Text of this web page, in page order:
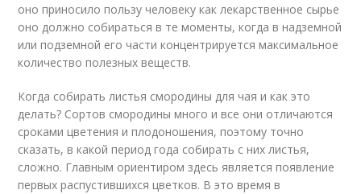
оно приносило пользу человеку как лекарственное сырье
оно должно собираться в те моменты, когда в надземной
или подземной его части концентрируется максимальное
количество полезных веществ.
Когда собирать листья смородины для чая и как это
делать? Сортов смородины много и все они отличаются
сроками цветения и плодоношения, поэтому точно
сказать, в какой период года собирать с них листья,
сложно. Главным ориентиром здесь является появление
первых распустившихся цветков. В это время в